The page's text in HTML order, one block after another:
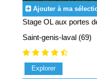
Ajouter à ma
Stage OL aux portes
Saint-genis-laval (69)
Explorer